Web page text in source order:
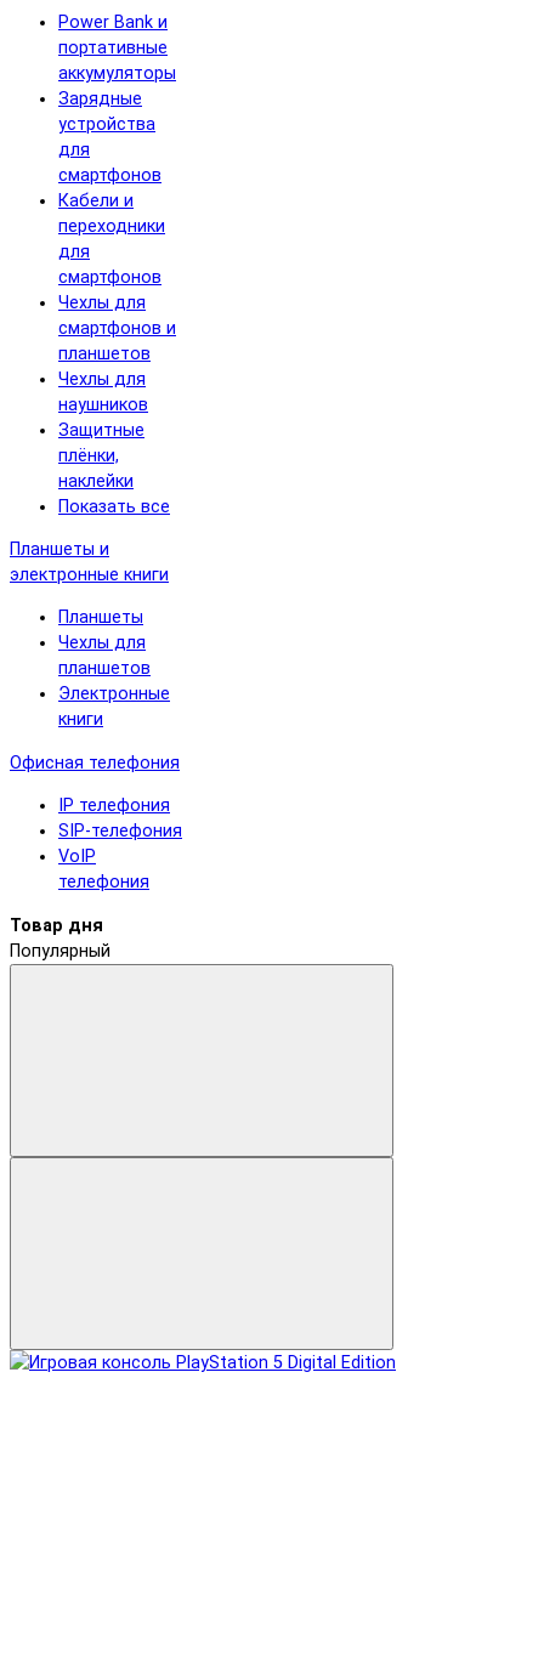
Power Bank и
портативные
аккумуляторы
Зарядные
устройства
для
смартфонов
Кабели и
переходники
для
смартфонов
Чехлы для
смартфонов и
планшетов
Чехлы для
наушников
Защитные
плёнки,
наклейки
Показать все
Планшеты и
электронные книги
Планшеты
Чехлы для
планшетов
Электронные
книги
Офисная телефония
IP телефония
SIP-телефония
VoIP
телефония
Товар дня
Популярный